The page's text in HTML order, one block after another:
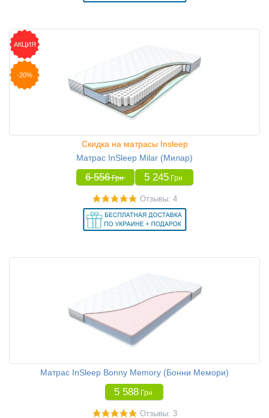
АКЦИЯ
-20%
Скидка на матрасы Insleep
Матрас InSleep Milar (Милар)
6 556 Грн 5 245 Грн
Отзывы: 4
Матрас InSleep Bonny Memory (Бонни Мемори)
5 588 Грн
Отзывы: 3